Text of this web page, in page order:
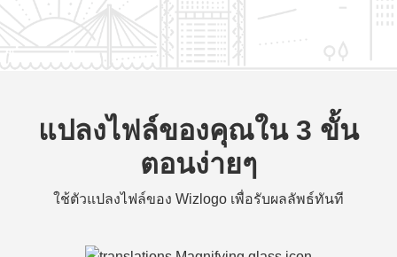
แปลงไฟล์ของคุณใน 3 ขั้น
ตอนง่ายๆ
ใช้ตัวแปลงไฟล์ของ Wizlogo เพื่อรับผลลัพธ์ทันที